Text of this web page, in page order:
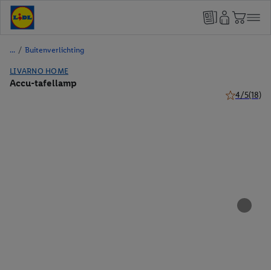
/ Buitenverlichting
LIVARNO HOME
Accu-tafellamp
4/5(18)